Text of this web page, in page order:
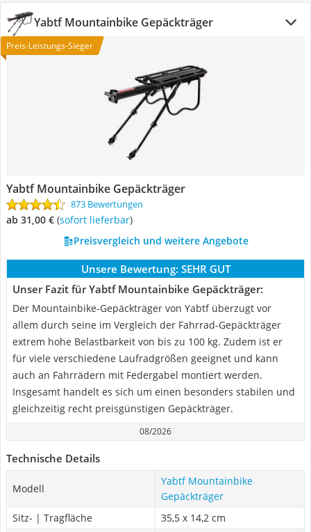
Yabtf Mountainbike Gepäckträger
Preis-Leistungs-Sieger
Yabtf Mountainbike Gepäckträger
873 Bewertungen
ab 31,00 € ( Sofort lieferbar)
Preisvergleich und weitere Angebote
Unsere Bewertung: SEHR GUT
Unser Fazit für Yabtf Mountainbike Gepäckträger:
Der Mountainbike-Gepäckträger von Yabtf überzugt vor
allem durch seine im Vergleich der Fahrrad-Gepäckträger
extrem hohe Belastbarkeit von bis zu 100 kg. Zudem ist er
für viele verschiedene Laufradgrößen geeignet und kann
auch an Fahrrädern mit Federgabel montiert werden.
Insgesamt handelt es sich um einen besonders stabilen und
gleichzeitig recht preisgünstigen Gepäckträger.
08/2026
Technische Details
Modell
Yabtf Mountainbike
Gepäckträger
Sitz- | Tragfläche
35,5 x 14,2 cm